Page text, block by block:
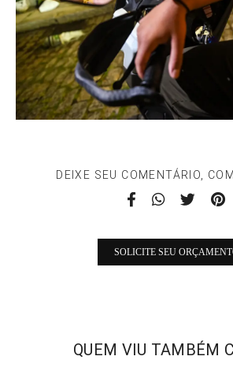
DEIXE SEU COMENTÁRIO,
SOLICITE SEU
QUEM VIU TAMBÉM